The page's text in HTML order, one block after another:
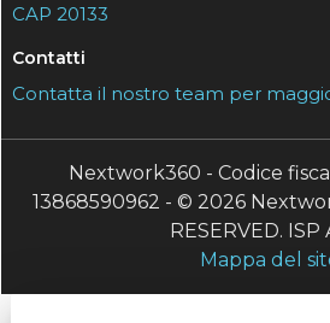
CAP 20133
Contatti
Contatta il nostro team per
Nextwork360 - Codice
13868590962 - © 2026
RESERVED. ISP
Mappa del